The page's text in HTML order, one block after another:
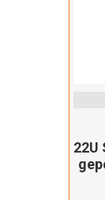
22U